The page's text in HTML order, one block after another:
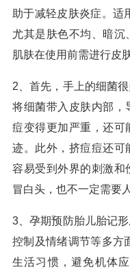
助于减轻皮肤炎症。适
尤其是肤色不均、暗沉
肌肤在使用前需进行皮
2、首先，手上的细菌
将细菌带入皮肤内部，
痘变得更加严重，还可
迹。此外，挤痘痘还可
容易受到外界的刺激和
冒白头，也不一定需要
3、孕期预防胎儿胎记
控制及情绪调节等多方
生活习惯，避免机体